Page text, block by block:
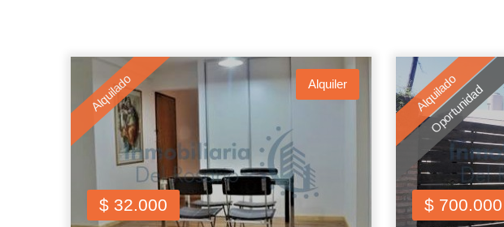
Alquilado Alquiler
$ 32.000
Alquilado
Oportunidad
$ 700.000